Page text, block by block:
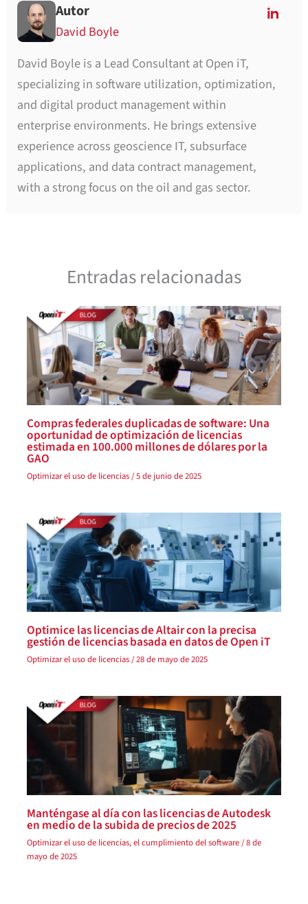
Autor
David Boyle
David Boyle is a Lead Consultant at Open iT,
specializing in software utilization, optimization,
and digital product management within
enterprise environments. He brings extensive
experience across geoscience IT, subsurface
applications, and data contract management,
with a strong focus on the oil and gas sector.
Entradas relacionadas
Compras federales duplicadas de software: Una
oportunidad de optimización de licencias
estimada en 100.000 millones de dólares por la
GAO
Optimizar el uso de licencias/5 de junio de 2025
Optimice las licencias de Altair con la precisa
gestión de licencias basada en datos de Open iT
Optimizar el uso de licencias/28 de mayo de 2025
Manténgase al día con las licencias de Autodesk
en medio de la subida de precios de 2025
Optimizar el uso de licencias, elcumplimiento del software /8 de
mayo de 2025